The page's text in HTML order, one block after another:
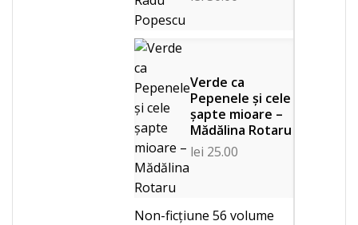
Verde ca
Pepenele și cele
șapte mioare –
Mădălina Rotaru
lei 25.00
Non-ficțiune 56 volume